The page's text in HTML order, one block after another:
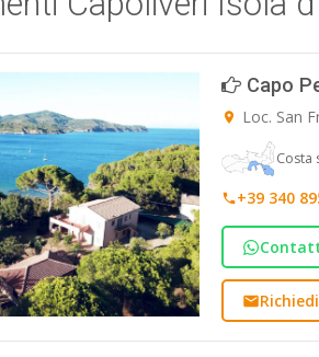
Capo
Loc. San
Costa
+39 340